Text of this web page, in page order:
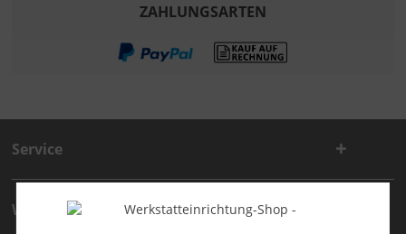
ZAHLUNGSARTEN
Service
Wichtige technische Artikelinformation